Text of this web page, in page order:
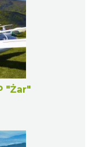
"Żar"